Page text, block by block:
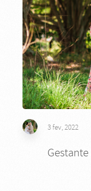
3 fev, 2022